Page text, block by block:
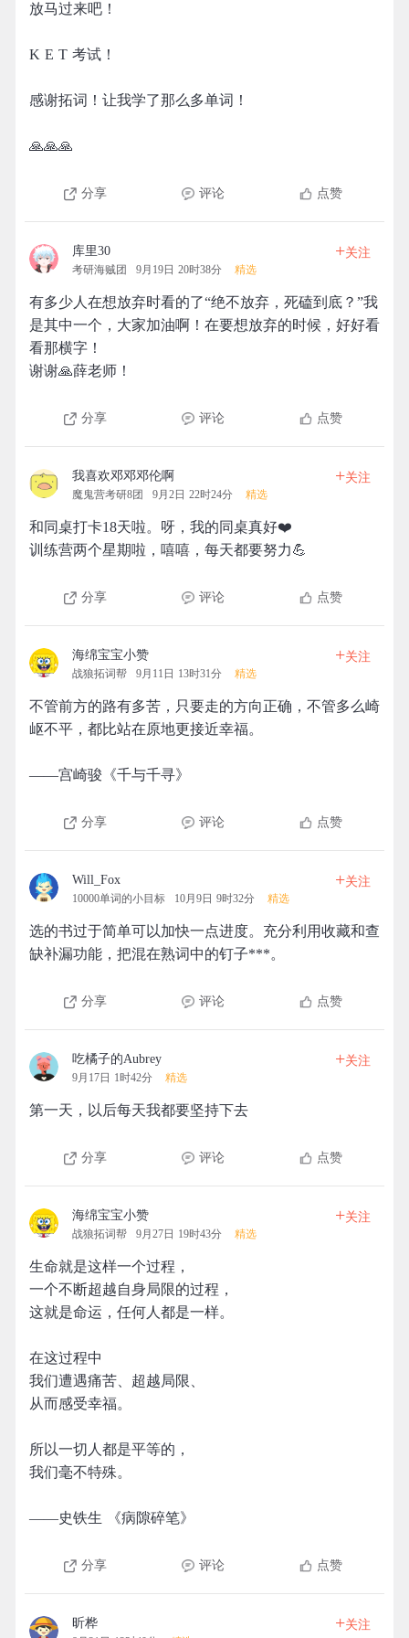
放马过来吧！
K E T 考试！
感谢拓词！让我学了那么多单词！
🙏🙏🙏
分享 评论 点赞
库里30
考研海贼团 9月19日 20时38分 精选
+关注
有多少人在想放弃时看的了“绝不放弃，死磕到底？”我
是其中一个，大家加油啊！在要想放弃的时候，好好看
看那横字！
谢谢🙏薛老师！
分享 评论 点赞
我喜欢邓邓邓伦啊
魔鬼营考研8团 9月2日 22时24分 精选
+关注
和同桌打卡18天啦。呀，我的同桌真好❤️
训练营两个星期啦，嘻嘻，每天都要努力💪
分享 评论 点赞
海绵宝宝小赞
战狼拓词帮 9月11日 13时31分 精选
+关注
不管前方的路有多苦，只要走的方向正确，不管多么崎
岖不平，都比站在原地更接近幸福。
——宫崎骏《千与千寻》
分享 评论 点赞
Will_Fox
10000单词的小目标 10月9日 9时32分 精选
+关注
选的书过于简单可以加快一点进度。充分利用收藏和查
缺补漏功能，把混在熟词中的钉子***。
分享 评论 点赞
吃橘子的Aubrey
9月17日 1时42分 精选
+关注
第一天，以后每天我都要坚持下去
分享 评论 点赞
海绵宝宝小赞
战狼拓词帮 9月27日 19时43分 精选
+关注
生命就是这样一个过程，
一个不断超越自身局限的过程，
这就是命运，任何人都是一样。
在这过程中
我们遭遇痛苦、超越局限、
从而感受幸福。
所以一切人都是平等的，
我们毫不特殊。
——史铁生 《病隙碎笔》
分享 评论 点赞
昕桦 +关注